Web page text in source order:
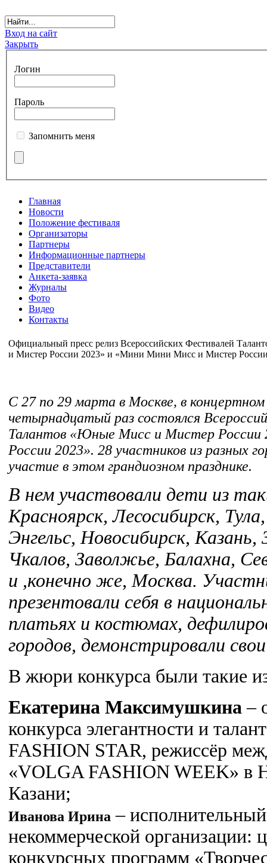
Вход на сайт
Закрыть
Логин
Пароль
Запомнить меня
Главная
Новости
Положение фестиваля
Организаторы
Партнеры
Информационные партнеры
Представители
Анкета-заявка
Журналы
Фото
Видео
Контакты
Официальный пресс релиз Всероссийских Фестивалей
и Мистер России 2023» и «Мини Мини Мисс и Мистер
С 27 по 29 марта в Москве, в
четырнадцатый раз состоялся
Талантов «Юные Мисс и Мистер
России 2023». 28 участников из разных
участие в этом грандиозном празднике.
В нем участвовали дети из
Красноярск, Лесосибирск,
Энгельс, Новосибирск, Казань,
Чкалов, Заволжье, Балахна,
и ,конечно же, Москва.
презентовали себя в
платьях и костюмах,
городов, демонстрировали
В жюри конкурса были такие
Екатерина Максимушкина –
конкурса элегантности и
FASHION STAR, режиссёр
«VOLGA FASHION WEEK» в
Казани;
Иванова Ирина –
некоммерческой организации:
конкурсных программ